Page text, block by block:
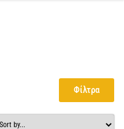
Φίλτρα